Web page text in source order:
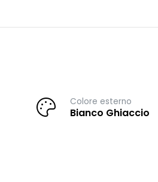
Colore esterno
Bianco Ghiaccio